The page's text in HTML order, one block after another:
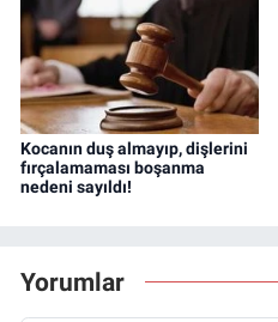
Kocanın duş almayıp, dişlerini
fırçalamaması boşanma
nedeni sayıldı!
Yorumlar